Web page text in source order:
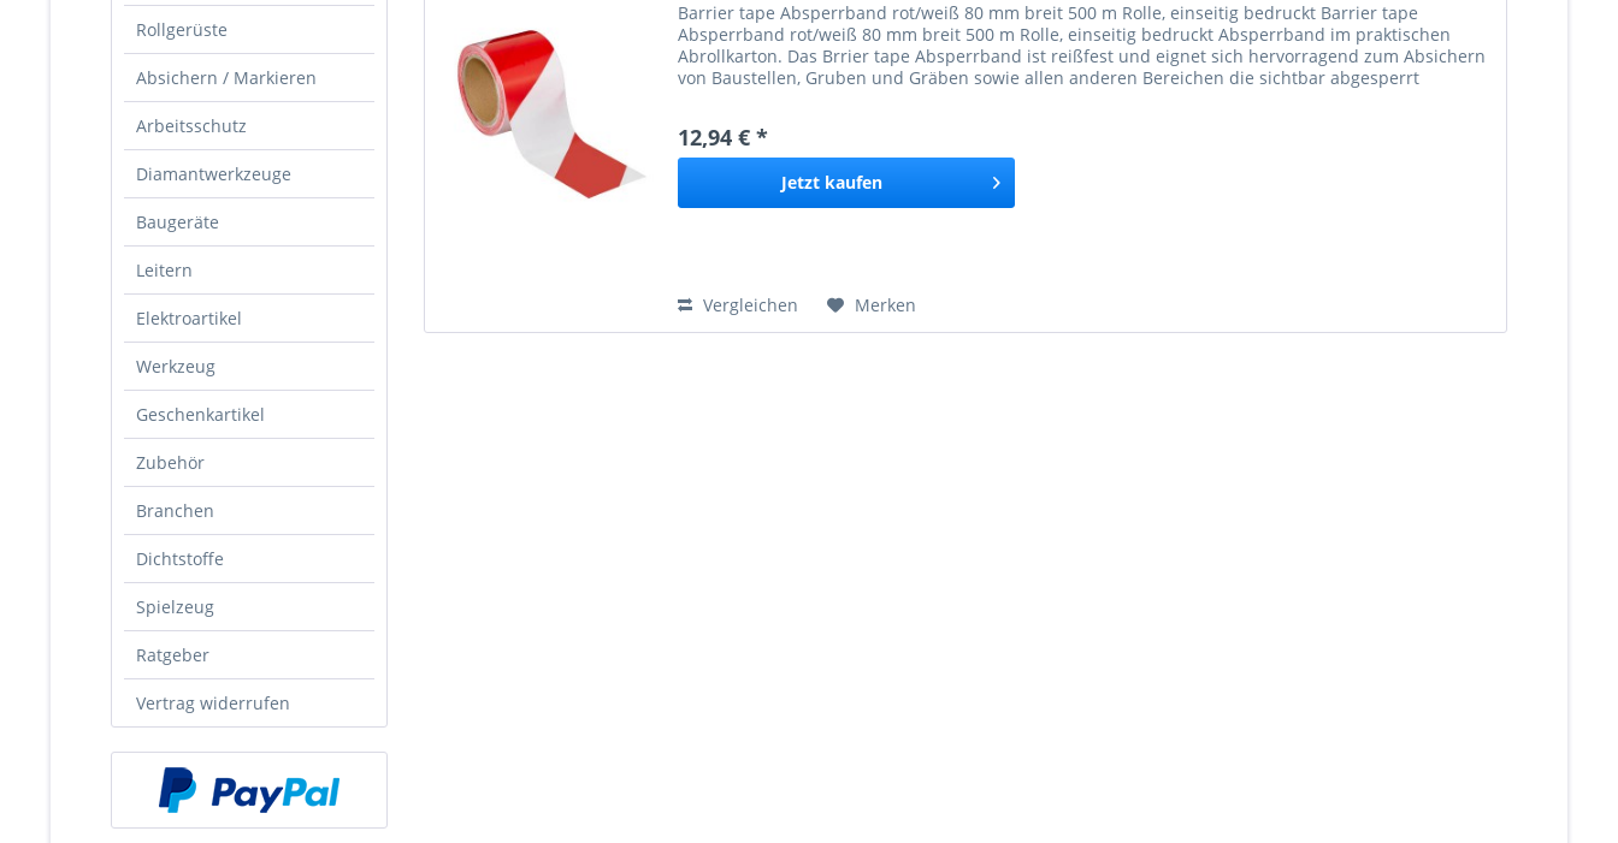
Rollgerüste
Absichern / Markieren
Arbeitsschutz
Diamantwerkzeuge
Baugeräte
Leitern
Elektroartikel
Werkzeug
Geschenkartikel
Zubehör
Branchen
Dichtstoffe
Spielzeug
Ratgeber
Vertrag widerrufen
Barrier tape Absperrband rot/weiß 80 mm breit 500 m Rolle, einseitig bedruckt Barrier tape
Absperrband rot/weiß 80 mm breit 500 m Rolle, einseitig bedruckt Absperrband im praktischen
Abrollkarton. Das Brrier tape Absperrband ist reißfest und eignet sich hervorragend zum Absichern
von Baustellen, Gruben und Gräben sowie allen anderen Bereichen die sichtbar abgesperrt
12,94 € *
Jetzt kaufen
Vergleichen Merken